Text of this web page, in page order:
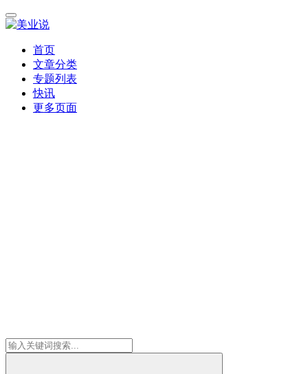
首页
文章分类
专题列表
快讯
更多页面